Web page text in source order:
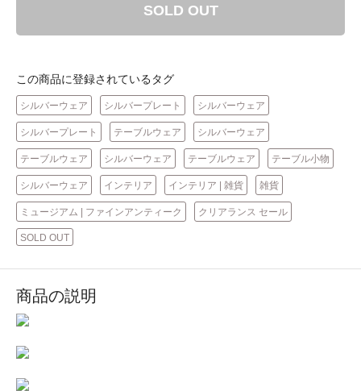
SOLD OUT
この商品に登録されているタグ
シルバーウェア シルバープレート シルバーウェア
シルバープレート テーブルウェア シルバーウェア
テーブルウェア シルバーウェア テーブルウェア テーブル小物
シルバーウェア インテリア インテリア | 雑貨 雑貨
ミュージアム | ファインアンティーク クリアランス セール
SOLD OUT
商品の説明